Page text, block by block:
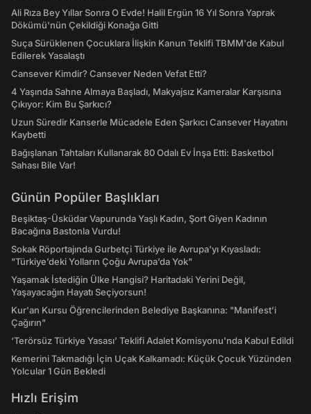
Ali Rıza Bey Yıllar Sonra O Evde! Halil Ergün 16 Yıl Sonra Yaprak
Dökümü'nün Çekildiği Konağa Gitti
Suça Sürüklenen Çocuklara İlişkin Kanun Teklifi TBMM'de Kabul
Edilerek Yasalaştı
Cansever Kimdir? Cansever Neden Vefat Etti?
4 Yaşında Sahne Almaya Başladı, Makyajsız Kameralar Karşısına
Çıkıyor: Kim Bu Şarkıcı?
Uzun Süredir Kanserle Mücadele Eden Şarkıcı Cansever Hayatını
Kaybetti
Bağışlanan Tahtaları Kullanarak 80 Odalı Ev İnşa Etti: Basketbol
Sahası Bile Var!
Günün Popüler Başlıkları
Beşiktaş-Üsküdar Vapurunda Yaşlı Kadın, Şort Giyen Kadının
Bacağına Bastonla Vurdu!
Sokak Röportajında Gurbetçi Türkiye ile Avrupa'yı Kıyasladı:
"Türkiye’deki Yolların Çoğu Avrupa’da Yok"
Yaşamak İstediğin Ülke Hangisi? Haritadaki Yerini Değil,
Yaşayacağın Hayatı Seçiyorsun!
Kur'an Kursu Öğrencilerinden Belediye Başkanına: "Manifest’i
Çağırın"
‘Terörsüz Türkiye Yasası’ Teklifi Adalet Komisyonu'nda Kabul Edildi
Kemerini Takmadığı İçin Uçak Kalkamadı: Küçük Çocuk Yüzünden
Yolcular 1 Gün Bekledi
Hızlı Erişim